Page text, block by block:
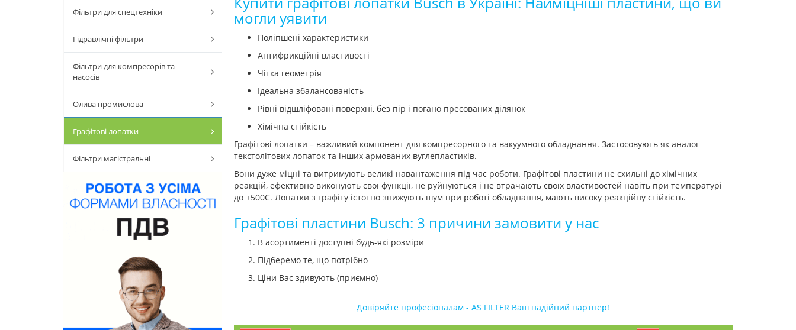
Фільтри для спецтехніки
Гідравлічні фільтри
Фільтри для компресорів та
насосів
Олива промислова
Графітові лопатки
Фільтри магістральні
могли уявити
Поліпшені характеристики
Антифрикційні властивості
Чітка геометрія
Ідеальна збалансованість
Рівні відшліфовані поверхні, без пір і погано пресованих ділянок
Хімічна стійкість
Графітові лопатки – важливий компонент для компресорного та вакуумного обладнання. Застосовують як аналог
текстолітових лопаток та інших армованих вуглепластиків.
Вони дуже міцні та витримують великі навантаження під час роботи. Графітові пластини не схильні до хімічних
реакцій, ефективно виконують свої функції, не руйнуються і не втрачають своїх властивостей навіть при температурі
до +500С. Лопатки з графіту істотно знижують шум при роботі обладнання, мають високу реакційну стійкість.
Графітові пластини Busch: 3 причини замовити у нас
В асортименті доступні будь-які розміри
Підберемо те, що потрібно
Ціни Вас здивують (приємно)
Довіряйте професіоналам - AS FILTER Ваш надійний партнер!